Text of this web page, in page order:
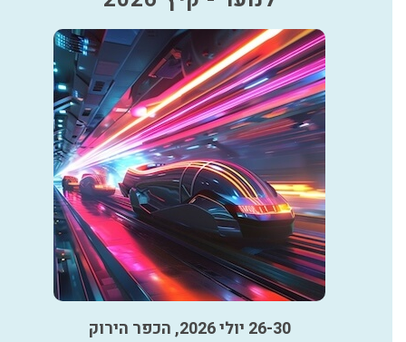
26-30 יולי 2026, הכפר הירוק